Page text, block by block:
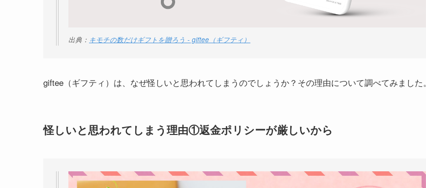
出典： キモチの数だけギフトを贈ろう - giftee（ギフティ）
giftee（ギフティ）は、なぜ怪しいと思われてしまうのでしょうか？その理由について調べてみました。
怪しいと思われてしまう理由①返金ポリシーが厳しいから